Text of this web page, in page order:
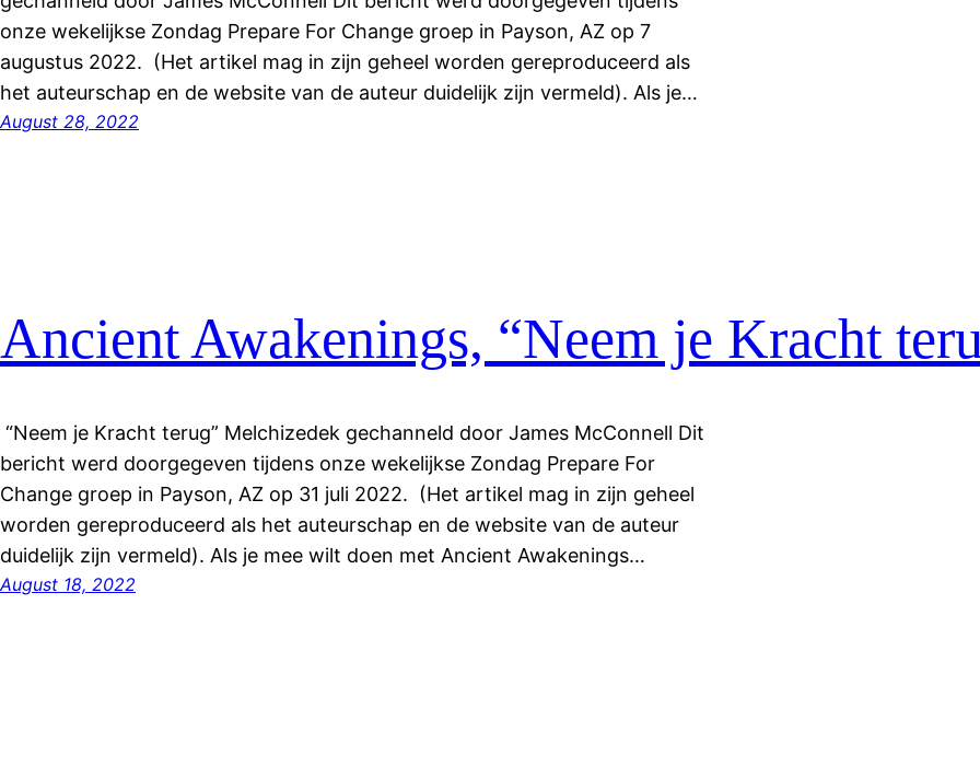
onze wekelijkse Zondag Prepare For Change groep in Payson, AZ op 7
augustus 2022. (Het artikel mag in zijn geheel worden gereproduceerd als
het auteurschap en de website van de auteur duidelijk zijn vermeld). Als je…
August 28, 2022
Ancient Awakenings, “Neem je Kracht
“Neem je Kracht terug” Melchizedek gechanneld door James McConnell Dit
bericht werd doorgegeven tijdens onze wekelijkse Zondag Prepare For
Change groep in Payson, AZ op 31 juli 2022. (Het artikel mag in zijn geheel
worden gereproduceerd als het auteurschap en de website van de auteur
duidelijk zijn vermeld). Als je mee wilt doen met Ancient Awakenings…
August 18, 2022